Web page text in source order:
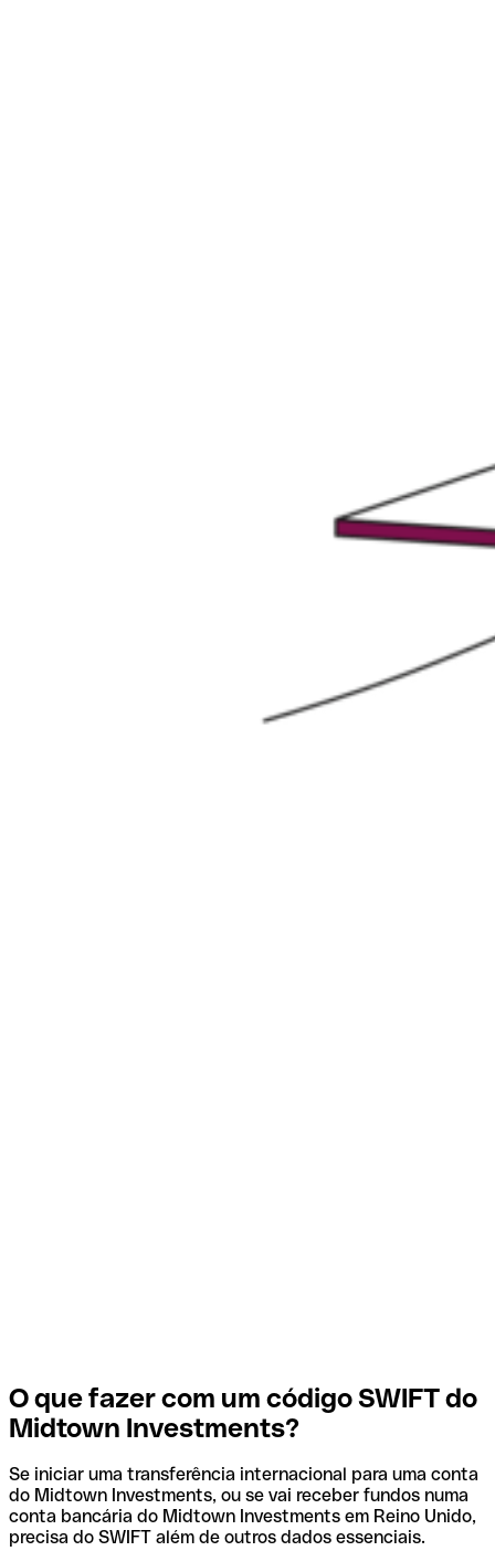
O que fazer com um código SWIFT do
Midtown Investments?
Se iniciar uma transferência internacional para uma conta
do Midtown Investments, ou se vai receber fundos numa
conta bancária do Midtown Investments em Reino Unido,
precisa do SWIFT além de outros dados essenciais.